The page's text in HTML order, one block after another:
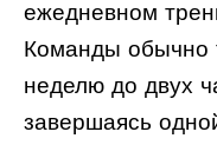
ежедневном
Команды обычно
неделю до двух
завершаясь